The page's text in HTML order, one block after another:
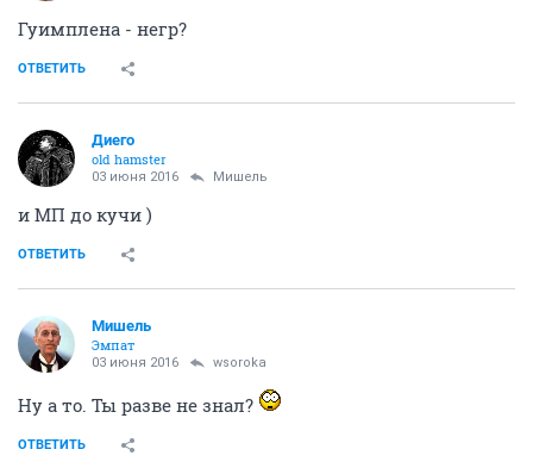
Гуимплена - негр?
ОТВЕТИТЬ
Диего
old hamster
03 июня 2016 Мишель
и МП до кучи )
ОТВЕТИТЬ
Мишель
Эмпат
03 июня 2016 wsoroka
Ну а то. Ты разве не знал?
ОТВЕТИТЬ